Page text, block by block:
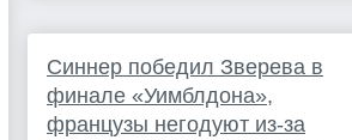
Синнер победил Зверева в
финале «Уимблдона»,
французы негодуют из-за